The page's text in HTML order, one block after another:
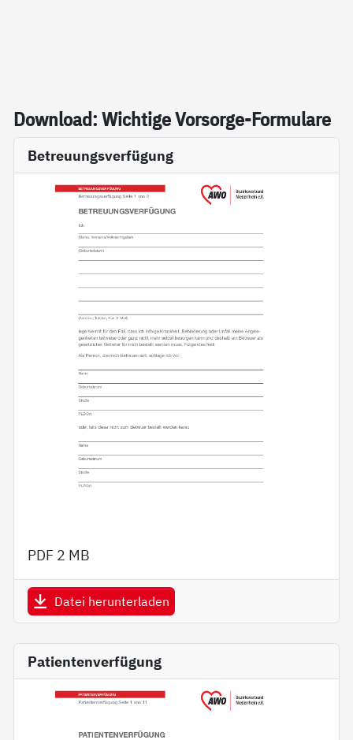
Down­load: Wich­ti­ge Vor­sor­ge-For­mu­la­re
Betreuungsverfügung
PDF 2 MB
Datei herunterladen
Patientenverfügung